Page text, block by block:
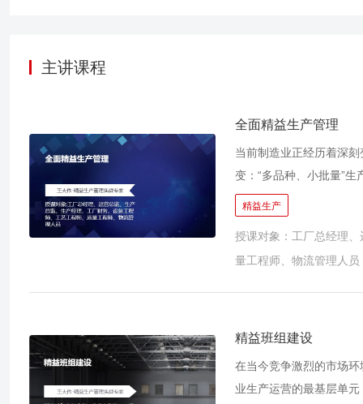
术标准。 ►►广汽传祺番禺基地MES/APS诊断与规划，项目实施
主讲课程
全面精益生产管理
当前制造业正经历着深
变：“多品种、小批量”
球竞争加剧：企业面临
原材料价格、物流中断
浪费的生产模式难以为
粗放化、应对不确定性
用哪些科学的工具方法
精益生产
授课对象：工厂总经理
量工程师、物流管理人员
精益班组建设
在当今竞争激烈的市场
业生产运营的最基层单